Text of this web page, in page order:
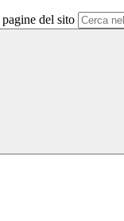
del sito